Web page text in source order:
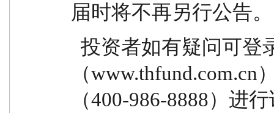
届时将不再另行公告。
（
（400-986-8888）进